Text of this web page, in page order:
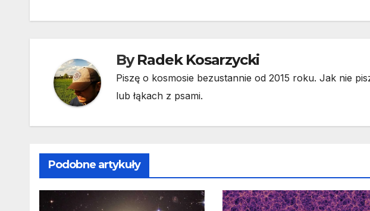
ByRadek Kosarzycki
Piszę o kosmosie bezustannie od 2015 roku. Jak nie
lub łąkach z psami.
Podobne artykuły